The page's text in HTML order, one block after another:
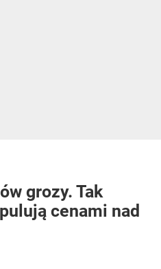
grozy. Tak
cenami nad